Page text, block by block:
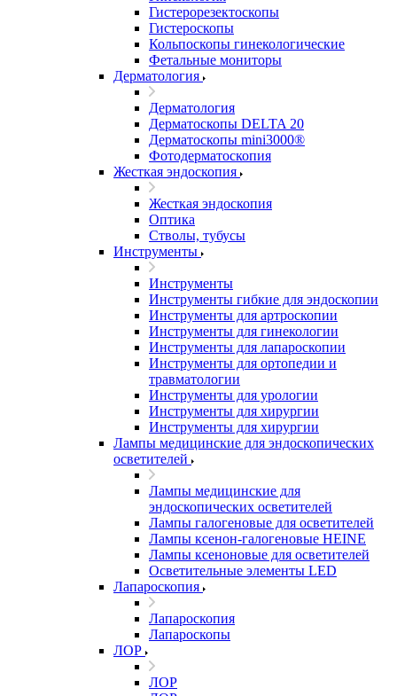
Гистерорезектоскопы
Гистероскопы
Кольпоскопы гинекологические
Фетальные мониторы
Дерматология
Дерматология
Дерматоскопы DELTA 20
Дерматоскопы mini3000®
Фотодерматоскопия
Жесткая эндоскопия
Жесткая эндоскопия
Оптика
Стволы, тубусы
Инструменты
Инструменты
Инструменты гибкие для эндоскопии
Инструменты для артроскопии
Инструменты для гинекологии
Инструменты для лапароскопии
Инструменты для ортопедии и
травматологии
Инструменты для урологии
Инструменты для хирургии
Инструменты для хирургии
Лампы медицинские для эндоскопических
осветителей
Лампы медицинские для
эндоскопических осветителей
Лампы галогеновые для осветителей
Лампы ксенон-галогеновые HEINE
Лампы ксеноновые для осветителей
Осветительные элементы LED
Лапароскопия
Лапароскопия
Лапароскопы
ЛОР
ЛОР